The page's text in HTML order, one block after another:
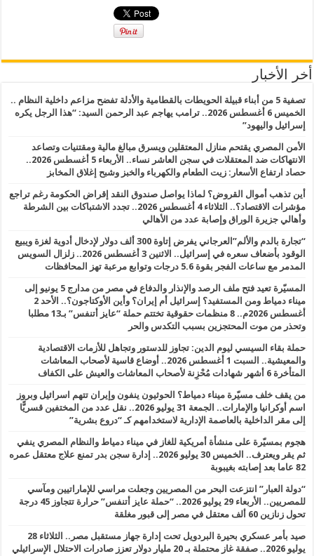
أخر الأخبار
تصفية 5 من أبناء قبيلة الحويطات بالقطامية والأدلة تفضح مزاعم داخلية النظام ..
الخميس 6 أغسطس 2026.. ترامب يهاجم عبد الرحمن السيد: “هذا الرجل يكره
إسرائيل واليهود”
الأمن المصري يقتحم منازل المعتقلين ويسرق مبالغ مالية ومقتنيات وتصاعد
الانتهاكات ضد المعتقلات في سجن العاشر نساء.. الأربعاء 5 أغسطس 2026..
حصاد ارتفاع الأسعار: زيت الطعام والكهرباء والخبز وشبح إغلاق المخابز
أين تذهب أموال القروض؟ لماذا يواصل صندوق النقد إقراض الحكومة رغم تراجع
مؤشرات الاقتصاد؟.. الثلاثاء 4 أغسطس 2026.. تجدد الاشتباكات بين الشرطة
وأهالي جزيرة الوراق وإصابة عدد من الأهالي
“تجارة بالدم والألم”العرجاني يفرض إتاوة 300 ألف دولار لإدخال أدوية لغزة ويبيع
الوقود بأضعاف سعره في إسرائيل.. الاثنين 3 أغسطس 2026.. زلزال السويس
المدمر مع ساعات الفجر بقوة 5.6 درجات وتوابع مرعبة تهز المحافظات
المسيّرة تعيد فتح ملف الرصد والإنذار والدفاع في مصر من مدارج 5 يونيو إلى
ميناء دمياط ومن المستفيد؟ إسرائيل أم إيران؟ وأين الأوكتاجون؟.. الأحد 2
أغسطس 2026م.. 8 منظمات حقوقية تختتم حملة “عايز أتنفس” بـ13 مطلبا
وتحذر من موت المحتجزين بسبب التكدس والحر
حملة بقاء السيسي ليوم الدين: تجاوز للدستور وتجاهل للأزمات الاقتصادية
والمعيشية.. السبت 1 أغسطس 2026.. أوضاع قاسية لأصحاب المعاشات
المتأخرة 6 أشهر شهادات مُحْزِنة لأصحاب المعاشات والعيش على الكفاف
من يقف خلف مسيّرة ميناء دمياط؟ الحوثيون ينفون وإيران تتهم اسرائيل وبروز
اسم أوكرانيا والإمارات.. الجمعة 31 يوليو 2026.. نقل عدد من المختفين قسريًّا
إلى مقر الداخلية بالعاصمة الإدارية لاستخدامهم كـ “دروع بشرية”
هجوم بمسيّرة على منشأة أمريكية للغاز في ميناء دمياط والنظام المصري ينفي
ثم يقر ويعترف.. الخميس 30 يوليو 2026.. إدارة سجن بدر تمنع علاج معتقل عمره
82 عاما بعد إصابته بغيبوبة
“دولة العبار” انتزعت البحر من المصريين وجعلت مراسي للإماراتيين ومآسي
للمصريين.. الأربعاء 29 يوليو 2026.. “حملة عايز أتنفس” حرارة تتجاوز 45 درجة
تحول زنازين 60 ألف معتقل في مصر إلى قبور مغلقة
صيد بأمر عسكري بحيرة البردويل تحت إدارة جهاز مستقبل مصر.. الثلاثاء 28
يوليو 2026.. صفقة غاز محتملة بـ 20 مليار دولار تعزز صادرات الاحتلال الإسرائيلي